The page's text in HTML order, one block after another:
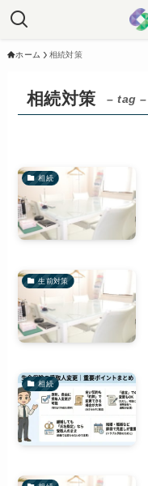
ホーム 相続対策
相続対策 – tag –
相続
生前対策
相続